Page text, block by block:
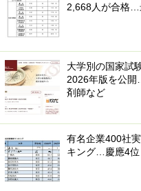
2,668人が合格…
大学別の国家試
2026年版を公
剤師など
有名企業400社
キング…慶應4位